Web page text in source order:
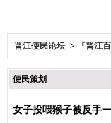
晋江便民论坛 -> 『晋江
便民策划
女子投喂猴子被反手